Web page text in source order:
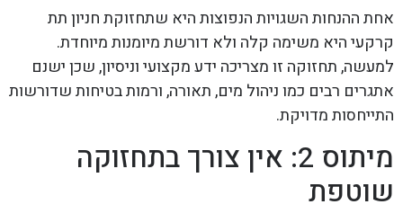
אחת ההנחות השגויות הנפוצות היא שתחזוקת חניון תת
קרקעי היא משימה קלה ולא דורשת מיומנות מיוחדת.
למעשה, תחזוקה זו מצריכה ידע מקצועי וניסיון, שכן ישנם
אתגרים רבים כמו ניהול מים, תאורה, ורמות בטיחות שדורשות
התייחסות מדויקת.
מיתוס 2: אין צורך בתחזוקה
שוטפת